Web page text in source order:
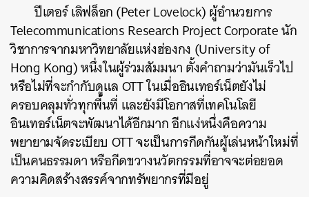
ปีเตอร์ เลิฟล็อก (Peter Lovelock) ผู้อำนวยการ
Telecommunications Research Project Corporate นัก
วิชาการจากมหาวิทยาลัยแห่งฮ่องกง (University of
Hong Kong) หนึ่งในผู้ร่วมสัมมนา ตั้งคำถามว่ามันเร็วไป
หรือไม่ที่จะกำกับดูแล OTT ในเมื่ออินเทอร์เน็ตยังไม่
ครอบคลุมทั่วทุกพื้นที่ และยังมีโอกาสที่เทคโนโลยี
อินเทอร์เน็ตจะพัฒนาได้อีกมาก อีกแง่หนึ่งคือความ
พยายามจัดระเบียบ OTT จะเป็นการกีดกันผู้เล่นหน้าใหม่ที่
เป็นคนธรรมดา หรือกีดขวางนวัตกรรมที่อาจจะต่อยอด
ความคิดสร้างสรรค์จากทรัพยากรที่มีอยู่